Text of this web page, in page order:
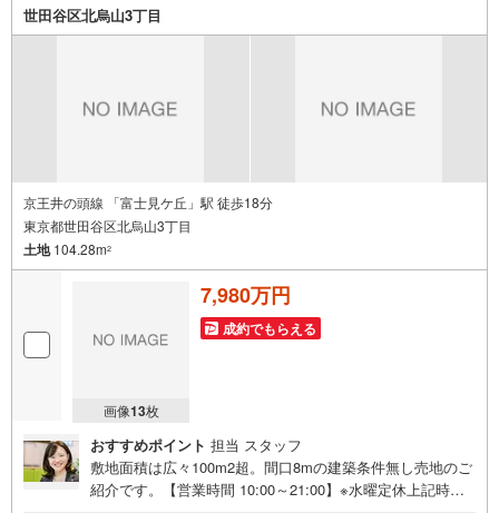
世田谷区北烏山3丁目
京王井の頭線 「富士見ケ丘」駅 徒歩18分
東京都世田谷区北烏山3丁目
土地104.28m2
画像13枚
7,980万円
成約でもらえる
おすすめポイント 担当 スタッフ
敷地面積は広々100m2超。間口8mの建築条件無し売地のご
紹介です。【営業時間 10:00～21:00】※水曜定休上記時間